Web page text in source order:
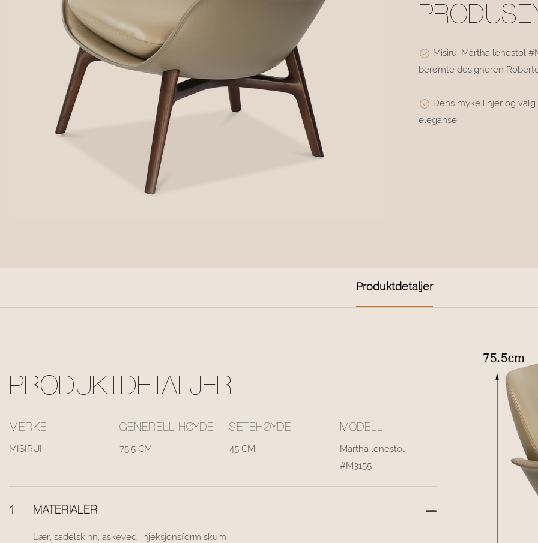
Misirui Martha lenestol
berømte designeren
Dens myke linjer og
eleganse.
Produktdetaljer
PRODUKTDETALJER
MERKE
MISIRUI
GENERELL HØYDE
75.5 CM
SETEHØYDE
45 CM
MODELL
Martha lenestol
#M3155
1 MATERIALER
Lær, sadelskinn, askeved, injeksjonsform skum